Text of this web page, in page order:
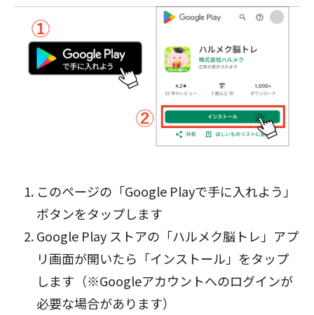
このページの「Google Playで手に入れよう」
ボタンをタップします
Google Play ストアの「ハルメク脳トレ」アプ
リ画面が開いたら「インストール」をタップ
します（※Googleアカウントへのログインが
必要な場合があります）